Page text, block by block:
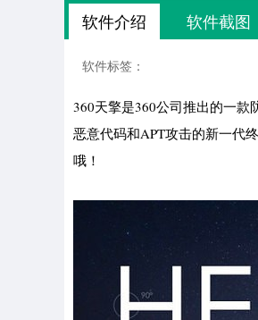
软件介绍 软件截图
软件标签：
360天擎是360公司推出的一款
恶意代码和APT攻击的新一代
哦！